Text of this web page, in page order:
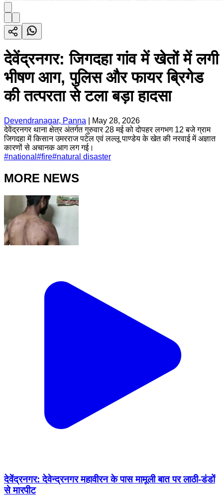
देवेंद्रनगर: जिगदहा गांव में खेतों में लगी
भीषण आग, पुलिस और फायर ब्रिगेड
की तत्परता से टला बड़ा हादसा
Devendranagar, Panna
May 28, 2026
देवेंद्रनगर थाना क्षेत्र अंतर्गत गुरुवार 28 मई को दोपहर लगभग 12 बजे ग्राम
जिगदहा में किसान उमरराज पटेल एवं लल्लू पाण्डेय के खेत की नरवाई में अज्ञात
कारणों से अचानक आग लग गई।
#national #fire#natural disaster
MORE NEWS
देवेंद्रनगर: देवेन्द्रनगर महावीरन के पास मामूली बात पर लाठी-डंडों
से मारपीट